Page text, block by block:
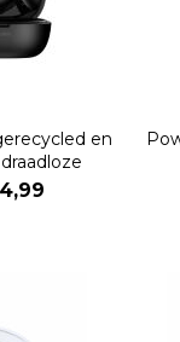
en